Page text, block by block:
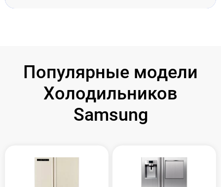
Популярные модели
Холодильников
Samsung